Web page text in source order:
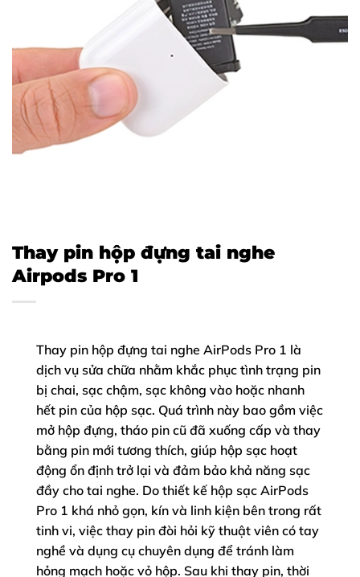
Thay pin hộp đựng tai nghe
Airpods Pro 1
Thay pin hộp đựng tai nghe AirPods Pro 1 là
dịch vụ sửa chữa nhằm khắc phục tình trạng pin
bị chai, sạc chậm, sạc không vào hoặc nhanh
hết pin của hộp sạc. Quá trình này bao gồm việc
mở hộp đựng, tháo pin cũ đã xuống cấp và thay
bằng pin mới tương thích, giúp hộp sạc hoạt
động ổn định trở lại và đảm bảo khả năng sạc
đầy cho tai nghe. Do thiết kế hộp sạc AirPods
Pro 1 khá nhỏ gọn, kín và linh kiện bên trong rất
tinh vi, việc thay pin đòi hỏi kỹ thuật viên có tay
nghề và dụng cụ chuyên dụng để tránh làm
hỏng mạch hoặc vỏ hộp. Sau khi thay pin, thời